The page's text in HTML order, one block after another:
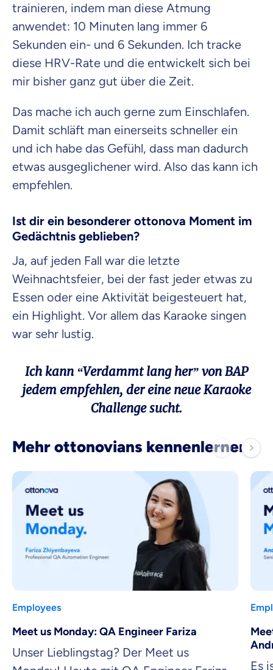
trainieren, indem man diese Atmung
anwendet: 10 Minuten lang immer 6
Sekunden ein- und 6 Sekunden. Ich tracke
diese HRV-Rate und die entwickelt sich bei
mir bisher ganz gut über die Zeit.
Das mache ich auch gerne zum Einschlafen.
Damit schläft man einerseits schneller ein
und ich habe das Gefühl, dass man dadurch
etwas ausgeglichener wird. Also das kann ich
empfehlen.
Ist dir ein besonderer ottonova Moment im
Gedächtnis geblieben?
Ja, auf jeden Fall war die letzte
Weihnachtsfeier, bei der fast jeder etwas zu
Essen oder eine Aktivität beigesteuert hat,
ein Highlight. Vor allem das Karaoke singen
war sehr lustig.
Ich kann “Verdammt lang her” von BAP
jedem empfehlen, der eine neue Karaoke
Challenge sucht.
Mehr ottonovians kennenlernen
Employees
Meet us Monday: QA Engineer Fariza
Unser Lieblingstag? Der Meet us
Es